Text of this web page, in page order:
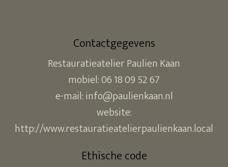
Contactgegevens
Restauratieatelier Paulien Kaan
mobiel: 06 18 09 52 67
e-mail: info@paulienkaan.nl
website:
http://www.restauratieatelierpaulienkaan.local
Ethische code